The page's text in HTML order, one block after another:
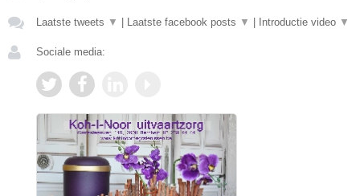
Laatste tweets ▼ Laatste facebook posts ▼ Introductie video ▼
Sociale media: